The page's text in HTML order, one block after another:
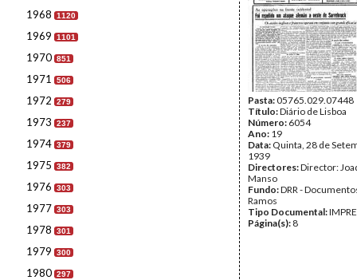
1968 1120
1969 1101
1970 851
1971 506
1972 279
1973 237
1974 379
1975 382
1976 303
1977 303
1978 301
1979 300
1980 297
Pasta:05765.029.07448
Título:Diário de Lisboa
Número: 6054
Ano: 19
Data: Quinta, 28 de
1939
Directores:Director:
Manso
Fundo:DRR -
Ramos
Tipo Documental:
Página(s): 8